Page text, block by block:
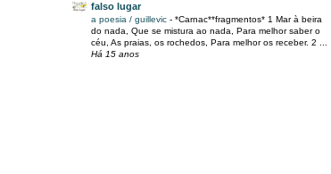
falso lugar
a poesia / guillevic - *Carnac**fragmentos* 1 Mar à beira
do nada, Que se mistura ao nada, Para melhor saber o
céu, As praias, os rochedos, Para melhor os receber. 2 ...
Há 15 anos